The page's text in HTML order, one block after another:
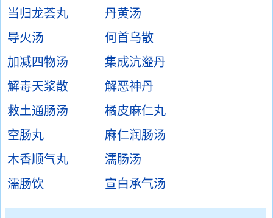
当归龙荟丸
丹黄汤
导火汤
何首乌散
加减四物汤
集成沆瀣丹
解毒天浆散
解恶神丹
救土通肠汤
橘皮麻仁丸
空肠丸
麻仁润肠汤
木香顺气丸
濡肠汤
濡肠饮
宣白承气汤